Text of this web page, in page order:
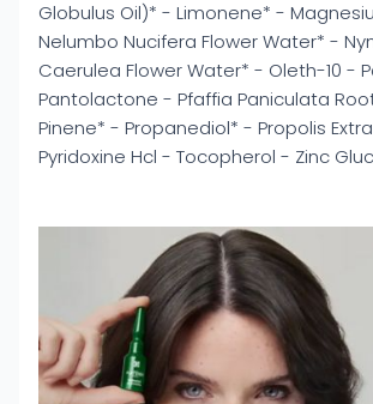
Globulus Oil)* - Limonene* -
Nelumbo Nucifera Flower Water* -
Caerulea Flower Water* - Oleth-10 -
Pantolactone - Pfaffia Paniculata
Pinene* - Propanediol* - Propolis
Pyridoxine Hcl - Tocopherol - Zinc